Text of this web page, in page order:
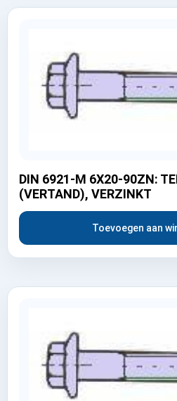
DIN 6921-M 6X20-90ZN:
(VERTAND), VERZINKT
Toevoegen aan